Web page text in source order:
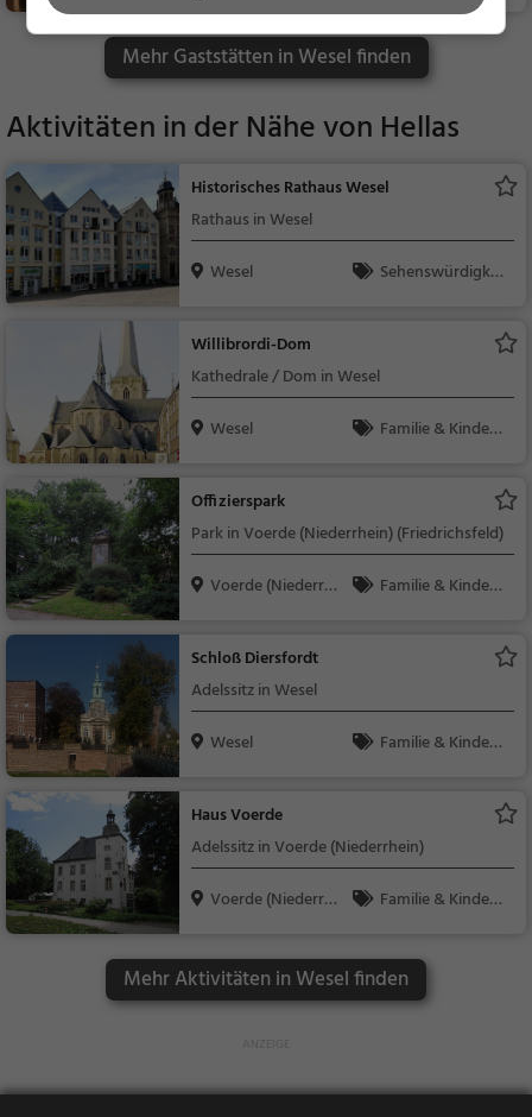
Mehr Gaststätten in Wesel finden
Aktivitäten in der Nähe von Hellas
Historisches Rathaus Wesel
Rathaus in Wesel
Wesel
Sehenswürdigkei
Willibrordi-Dom
Kathedrale / Dom in Wesel
Wesel
Familie & Kinder,
Offizierspark
Park in Voerde (Niederrhein) (Friedrichsfeld)
Voerde (Niederrhei
Familie & Kinder,
Schloß Diersfordt
Adelssitz in Wesel
Wesel
Familie & Kinder,
Haus Voerde
Adelssitz in Voerde (Niederrhein)
Voerde (Niederrhei
Familie & Kinder,
Mehr Aktivitäten in Wesel finden